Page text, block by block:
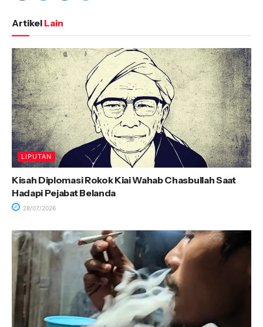
Artikel Lain
LIPUTAN
Kisah Diplomasi Rokok Kiai Wahab Chasbullah Saat
Hadapi Pejabat Belanda
28/07/2026